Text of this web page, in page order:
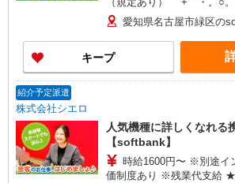
+゜ 入社祝い金10万円支給(規定有)
頂くと, インセンティブ支給(規定有
い・週払い可能（規程有
+゜・。○。・゜+゜
愛知県名古屋市緑区の
キープ
紹介予定派遣
株式会社シエロ
人気機種に詳しくなれる
【softbank】
時給1600円〜 ※別途イ
価制度あり ※残業代支給